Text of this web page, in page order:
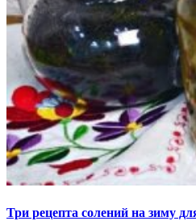
Три рецепта солений на зиму